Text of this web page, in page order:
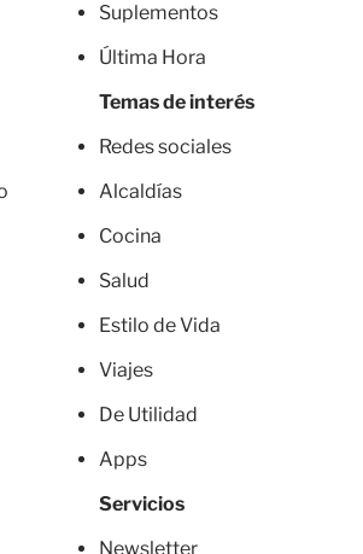
Suplementos
Última Hora
Temas de interés
Redes sociales
Alcaldías
Cocina
Salud
Estilo de Vida
Viajes
De Utilidad
Apps
Servicios
Newsletter